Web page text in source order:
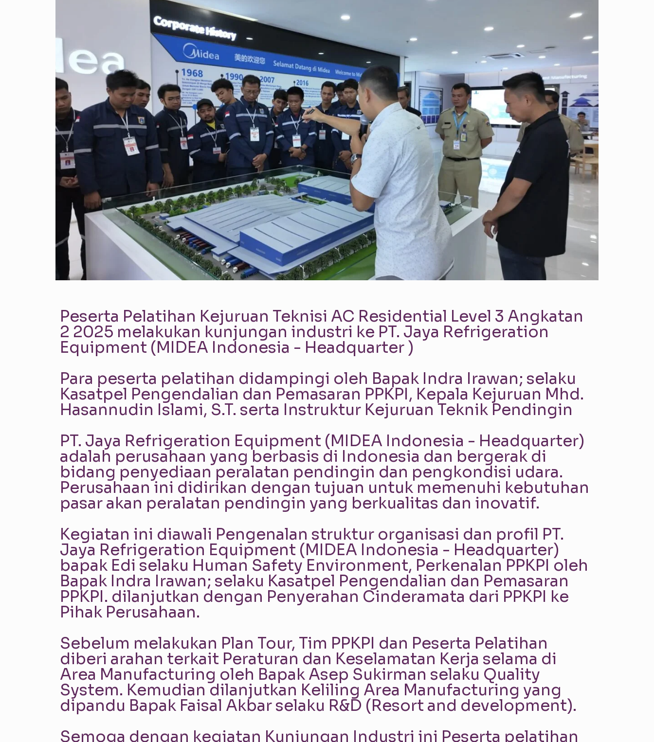
Peserta Pelatihan Kejuruan Teknisi AC Residential Level 3 Angkatan
2 2025 melakukan kunjungan industri ke PT. Jaya Refrigeration
Equipment (MIDEA Indonesia - Headquarter )
Para peserta pelatihan didampingi oleh Bapak Indra Irawan; selaku
Kasatpel Pengendalian dan Pemasaran PPKPI, Kepala Kejuruan Mhd.
Hasannudin Islami, S.T. serta Instruktur Kejuruan Teknik Pendingin
PT. Jaya Refrigeration Equipment (MIDEA Indonesia - Headquarter)
adalah perusahaan yang berbasis di Indonesia dan bergerak di
bidang penyediaan peralatan pendingin dan pengkondisi udara.
Perusahaan ini didirikan dengan tujuan untuk memenuhi kebutuhan
pasar akan peralatan pendingin yang berkualitas dan inovatif.
Kegiatan ini diawali Pengenalan struktur organisasi dan profil PT.
Jaya Refrigeration Equipment (MIDEA Indonesia - Headquarter)
bapak Edi selaku Human Safety Environment, Perkenalan PPKPI oleh
Bapak Indra Irawan; selaku Kasatpel Pengendalian dan Pemasaran
PPKPI. dilanjutkan dengan Penyerahan Cinderamata dari PPKPI ke
Pihak Perusahaan.
Sebelum melakukan Plan Tour, Tim PPKPI dan Peserta Pelatihan
diberi arahan terkait Peraturan dan Keselamatan Kerja selama di
Area Manufacturing oleh Bapak Asep Sukirman selaku Quality
System. Kemudian dilanjutkan Keliling Area Manufacturing yang
dipandu ‌Bapak Faisal Akbar selaku R&D (Resort and development).
Semoga dengan kegiatan Kunjungan Industri ini Peserta pelatihan